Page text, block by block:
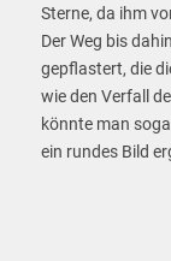
Sterne, da ihm
Der Weg bis
gepflastert, die
wie den Verfall
könnte man
ein rundes Bild